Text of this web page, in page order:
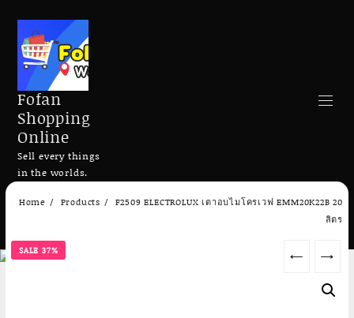
Skip
Fofan
Shopping
Online
Sell every things
in the worlds.
Home Products
F2509 ELECTROLUX เตาอบไมโครเวฟ EMM20K22B 20
ลิตร
SALE 37% ← →